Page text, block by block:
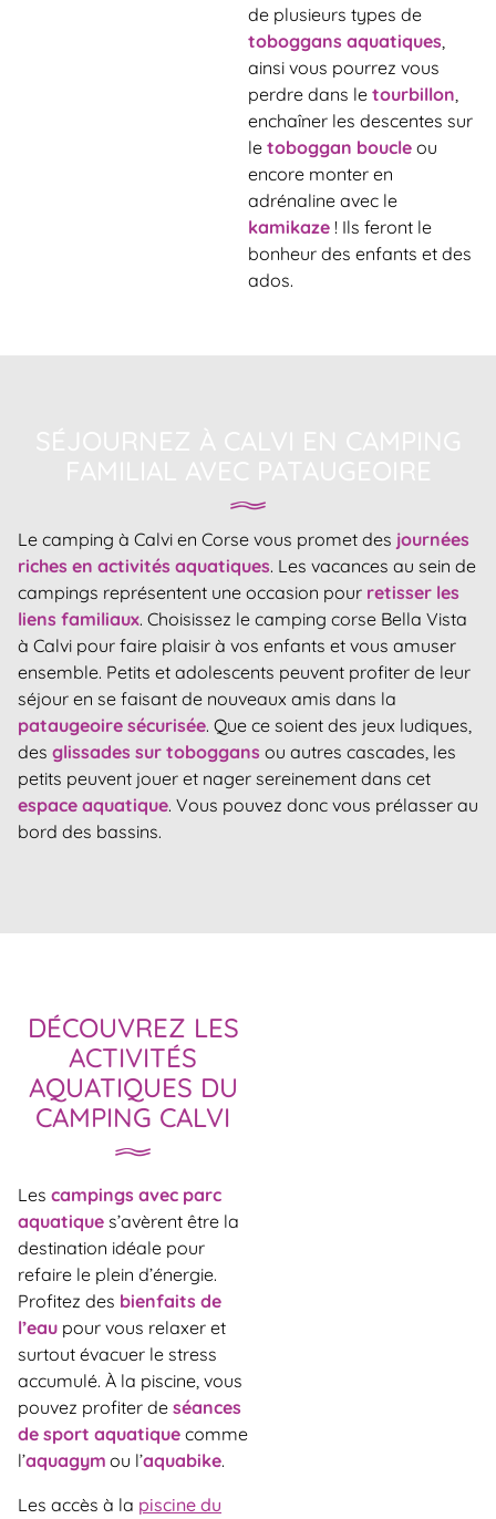
de plusieurs types de
toboggans aquatiques,
ainsi vous pourrez vous
perdre dans le tourbillon,
enchaîner les descentes sur
le toboggan boucle ou
encore monter en
adrénaline avec le
kamikaze ! Ils feront le
bonheur des enfants et des
ados.
Le camping à Calvi en Corse vous promet des journées
riches en activités aquatiques. Les vacances au sein de
campings représentent une occasion pour retisser les
liens familiaux. Choisissez le camping corse Bella Vista
à Calvi pour faire plaisir à vos enfants et vous amuser
ensemble. Petits et adolescents peuvent profiter de leur
séjour en se faisant de nouveaux amis dans la
pataugeoire sécurisée. Que ce soient des jeux ludiques,
des glissades sur toboggans ou autres cascades, les
petits peuvent jouer et nager sereinement dans cet
espace aquatique. Vous pouvez donc vous prélasser au
bord des bassins.
DÉCOUVREZ LES
ACTIVITÉS
AQUATIQUES DU
CAMPING CALVI
Les campings avec parc
aquatique s’avèrent être la
destination idéale pour
refaire le plein d’énergie.
Profitez des bienfaits de
l’eau pour vous relaxer et
surtout évacuer le stress
accumulé. À la piscine, vous
pouvez profiter de séances
de sport aquatique comme
l’aquagym ou l’aquabike.
Les accès à la piscine du